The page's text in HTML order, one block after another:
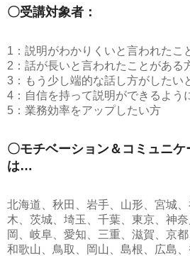
〇受講対象者：
1：説明がわかりくいと言われたこ
2：話が長いと言われたことがある
3：もう少し端的な話し方がしたい
4：自信を持って説明ができるよう
5：業務効率をアップしたい方
〇モチベーション＆コミュニケ
は…
北海道、秋田、岩手、山形、宮城
木、茨城、埼玉、千葉、東京、神
岡、岐阜、愛知、三重、滋賀、京都
和歌山、鳥取、岡山、島根、広島